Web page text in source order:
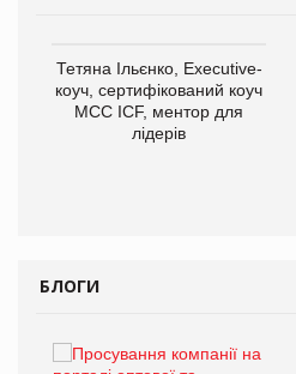
Тетяна Ільєнко, Executive-
коуч, сертифікований коуч
МСС ICF, ментор для
лідерів
БЛОГИ